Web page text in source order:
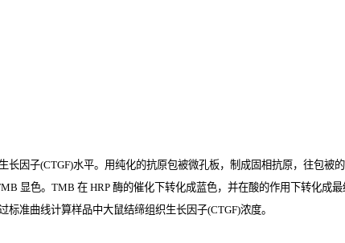
长因子(CTGF)水平。用纯化的抗原包被微孔板，制成固相抗原，往包被
显色。 TMB 在 HRP 酶的催化下转化成蓝色，并在酸的作用下转化成
标准曲线计算样品中大鼠结缔组织生长因子(CTGF)浓度。